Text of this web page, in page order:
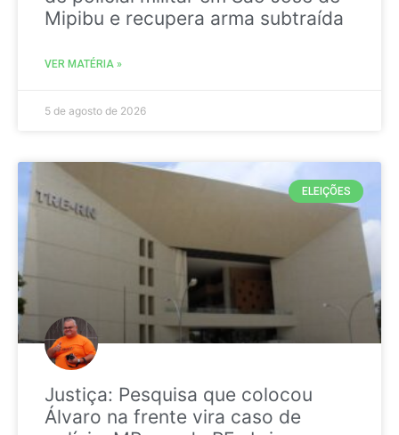
Mipibu e recupera arma subtraída
VER MATÉRIA »
5 de agosto de 2026
ELEIÇÕES
Justiça: Pesquisa que colocou
Álvaro na frente vira caso de